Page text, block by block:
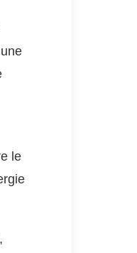
le